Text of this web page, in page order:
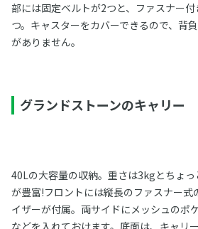
部には固定ベルトが2つと、ファスナー
つ。キャスターをカバーできるので、背
がありません。
グランドストーンのキャリー
40Lの大容量の収納。重さは3kgとちょ
が豊富!フロントには縦長のファスナー式
イザーが付属。両サイドにメッシュのポ
などを入れておけます。底面は、キャリ